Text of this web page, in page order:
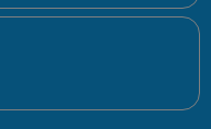
был в употреблении);